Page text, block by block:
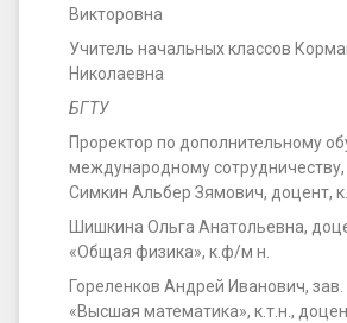
Викторовна
Учитель начальных классов
Николаевна
БГТУ
Проректор по дополнительному
международному
Симкин Альбер Зямович, доцент,
Шишкина Ольга Анатольевна,
«Общая физика», к.ф/м н.
Гореленков Андрей Иванович,
«Высшая математика», к.т.н.,